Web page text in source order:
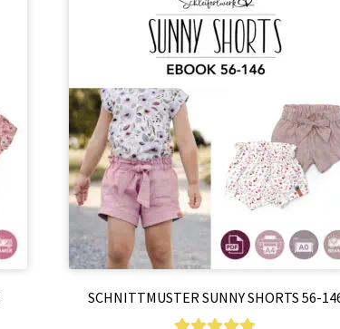
SCHNITTMUSTER SUNNY SHORTS 56-